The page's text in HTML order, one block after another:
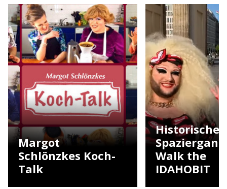
Margot
Schlönzkes Koch-
Talk
Historischer
Walk the
IDAHOBIT